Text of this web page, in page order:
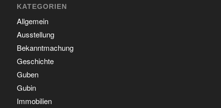
KATEGORIEN
Allgemein
Ausstellung
Bekanntmachung
Geschichte
Guben
Gubin
Immobilien